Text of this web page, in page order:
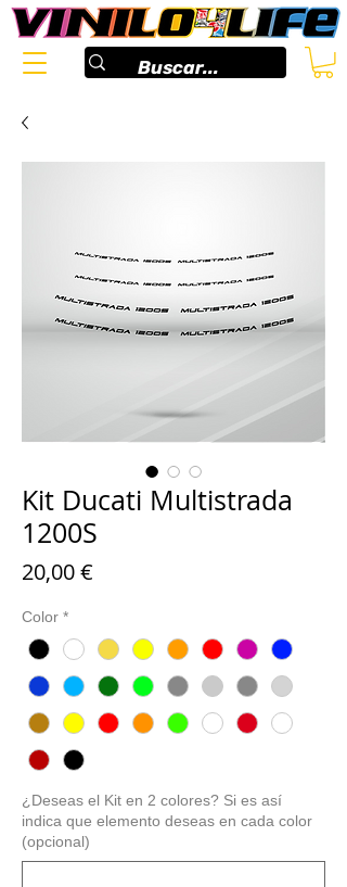
Kit Ducati Multistrada
1200S
20,00 €
Color *
¿Deseas el Kit en 2 colores? Si es así
indica que elemento deseas en cada color
(opcional)